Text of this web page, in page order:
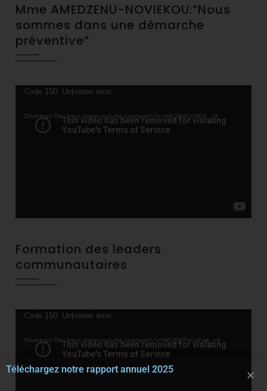
Mme AMEDZENU-NOVIEKOU:”Nous
sommes dans une démarche
préventive”
Video
Code 150: Unknown error.
Download File: https://www.youtube.com/watch?v=shK28ldQnNE&_=3
Formation des leaders
communautaires
Video
Code 150: Unknown error.
Download File: https://www.youtube.com/watch?v=WUjTW7nCxEw&_=4
Téléchargez notre rapport annuel 2025